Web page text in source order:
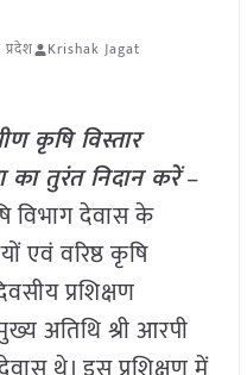
Krishak Jagat
कृषि विस्तार
का तुरंत निदान करें–
विभाग देवास के
एवं वरिष्ठ कृषि
प्रशिक्षण
अतिथि श्री आरपी